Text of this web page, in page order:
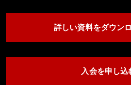
詳しい資料をダウン
入会を申し込